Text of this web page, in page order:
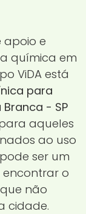
apoio e
química em
ViDA está
para
- SP
aqueles
ao uso
ser um
encontrar o
não
cidade.